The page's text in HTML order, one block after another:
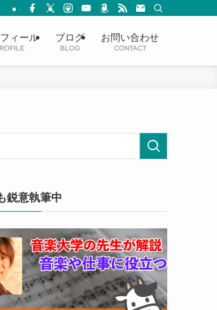
ィール ブログ
BLOG
お問い合わせ
CONTACT
鋭意執筆中